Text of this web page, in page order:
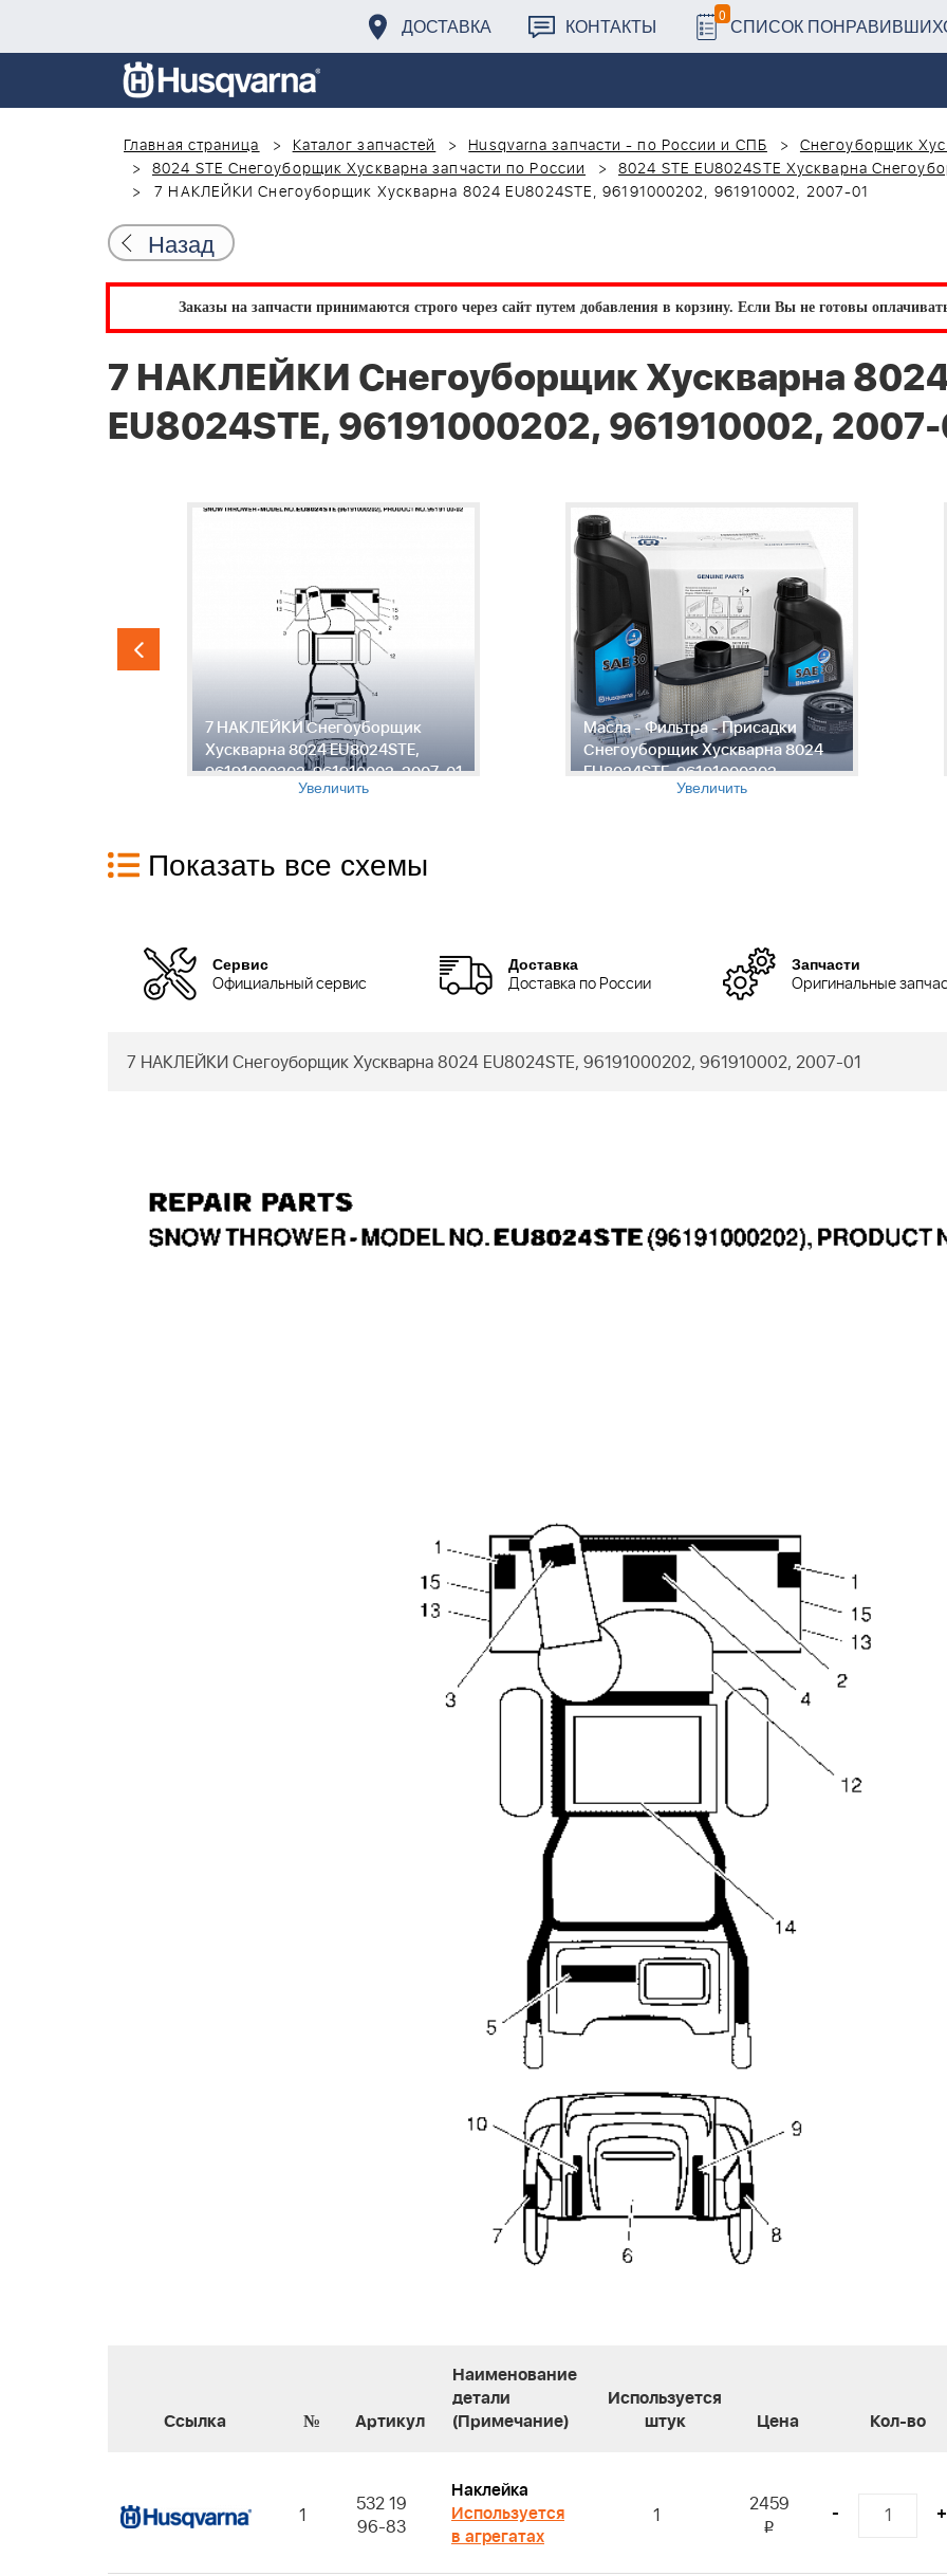
ДОСТАВКА КОНТАКТЫ 0 СПИСОК
Главная страница
Каталог запчастей Husqvarna запчасти - по России и СПБ
Снегоуборщик
8024 STE Снегоуборщик Хускварна запчасти по России
8024 STE EU8024STE Хускварна
7 НАКЛЕЙКИ Снегоуборщик Хускварна 8024 EU8024STE, 96191000202, 961910002, 2007-01
Назад
Заказы на запчасти принимаются строго через сайт путем добавления в корзину. Если Вы не готовы
7 НАКЛЕЙКИ Снегоуборщик Хускварна
EU8024STE, 96191000202, 961910002, 2007-
7 НАКЛЕЙКИ Снегоуборщик
Хускварна 8024 EU8024STE,
96191000202, 961910002, 2007-01
Увеличить
Масла - Фильтра - Присадки
Снегоуборщик Хускварна 8024
EU8024STE, 96191000202,
961910002, 2007-01
Увеличить
Показать все схемы
Сервис
Официальный сервис
Доставка
Доставка по России
Запчасти
Оригинальные
7 НАКЛЕЙКИ Снегоуборщик Хускварна 8024 EU8024STE, 96191000202, 961910002, 2007-01
Ссылка № Артикул
Наименование
детали
(Примечание)
Используется
штук
Цена Кол-во
1
532 19
96-83
Наклейка
Используется
в агрегатах
1 2459
i
- +